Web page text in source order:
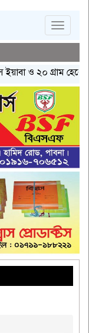
Toggle
ও ২০ গ্রাম হেরোইনসহ